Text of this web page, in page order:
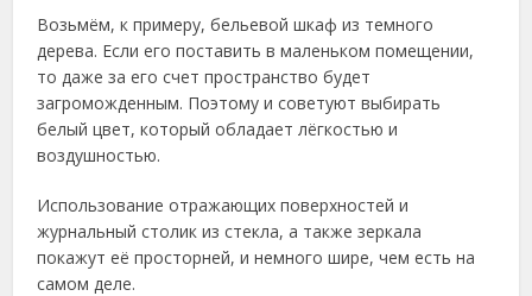
Возьмём, к примеру, бельевой шкаф из темного
дерева. Если его поставить в маленьком помещении,
то даже за его счет пространство будет
загроможденным. Поэтому и советуют выбирать
белый цвет, который обладает лёгкостью и
воздушностью.
Использование отражающих поверхностей и
журнальный столик из стекла, а также зеркала
покажут её просторней, и немного шире, чем есть на
самом деле.